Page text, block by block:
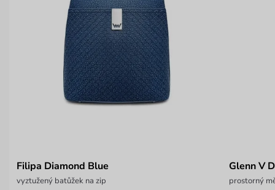
Filipa Diamond Blue
vyztužený batůžek na zip
Glenn V
prostorný